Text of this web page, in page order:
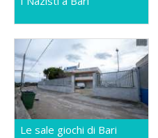
Le sale giochi di Bari